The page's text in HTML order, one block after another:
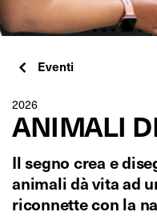
Eventi
2026
ANIMALI
Il segno crea e
animali dà vita ad
riconnette con la